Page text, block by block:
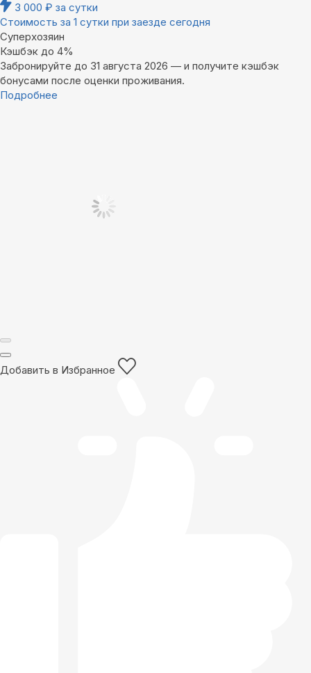
3 000 ₽ за сутки
Стоимость за 1 сутки при заезде сегодня
Суперхозяин
Кэшбэк до 4%
Забронируйте до 31 августа 2026 — и получите кэшбэк
бонусами после оценки проживания.
Подробнее
Добавить в Избранное